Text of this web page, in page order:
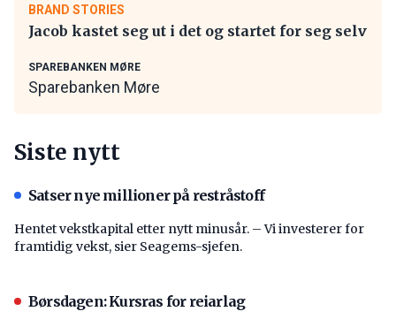
BRAND STORIES
Jacob kastet seg ut i det og startet for seg selv
SPAREBANKEN MØRE
Sparebanken Møre
Siste nytt
Satser nye millioner på restråstoff
Hentet vekstkapital etter nytt minusår. – Vi investerer for
framtidig vekst, sier Seagems-sjefen.
Børsdagen: Kursras for reiarlag